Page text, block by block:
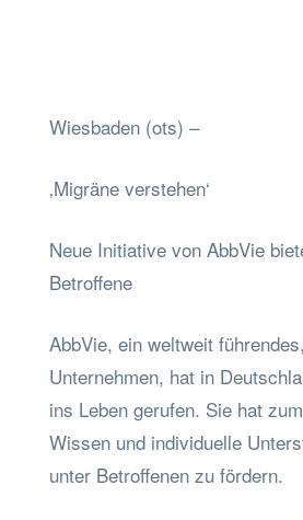
Wiesbaden (ots) –
‚Migräne verstehen‘
Neue Initiative von AbbVie
Betroffene
AbbVie, ein weltweit
Unternehmen, hat in
ins Leben gerufen. Sie hat
Wissen und individuelle
unter Betroffenen zu fördern.